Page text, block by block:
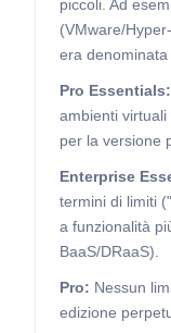
piccoli. Ad
(VMware/
era denominata
Pro Essentials:
ambienti
per la versione
Enterprise
termini di limiti
a funzionalità
BaaS/DRaaS).
Pro: Nessun
edizione